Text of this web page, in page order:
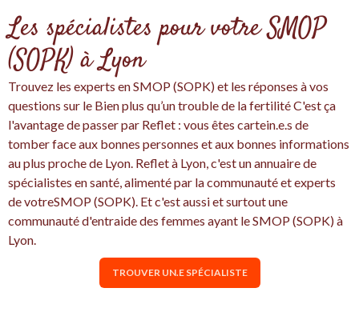
Les spécialistes pour votre SMOP
(SOPK) à Lyon
Trouvez les experts en SMOP (SOPK) et les réponses à vos
questions sur le Bien plus qu’un trouble de la fertilité C'est ça
l'avantage de passer par Reflet : vous êtes cartein.e.s de
tomber face aux bonnes personnes et aux bonnes informations
au plus proche de Lyon. Reflet à Lyon, c'est un annuaire de
spécialistes en santé, alimenté par la communauté et experts
de votreSMOP (SOPK). Et c'est aussi et surtout une
communauté d'entraide des femmes ayant le SMOP (SOPK) à
Lyon.
TROUVER UN.E SPÉCIALISTE